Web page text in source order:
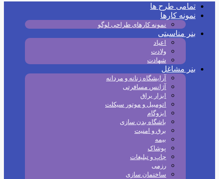
تمامی طرح‌ ها
نمونه کارها
نمونه کارهای طراحی لوگو
بنر مناسبتی
اعیاد
ولادت
شهادت
بنر مشاغل
آرایشگاه زنانه و مردانه
آژانس مسافرتی
ابزار یراق
اتومبیل و موتور سیکلت
ایزوگام
باشگاه بدن سازی
برق و امنیت
بیمه
پوشاک
چاپ و تبلیغات
رزمی
ساختمان سازی